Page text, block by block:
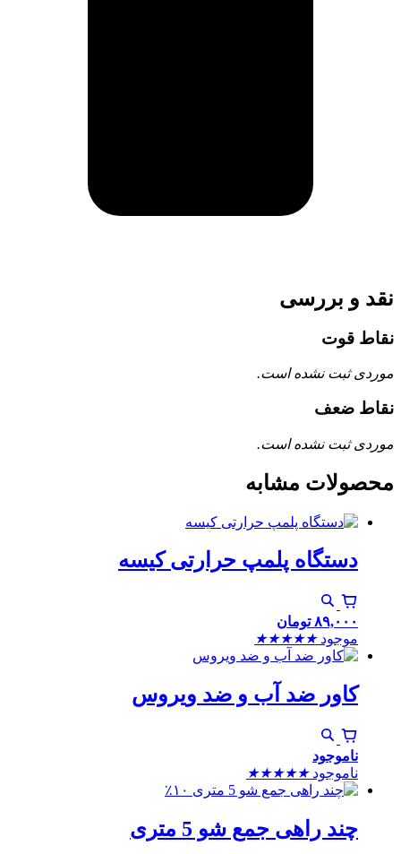
و بررسی
قوت
ثبت نشده است.
ضعف
ثبت نشده است.
مشابه
دستگاه پلمپ حرارتی کیسه
۸۹,۰۰۰ تومان
موجود ★
★
★
★
★
کاور ضد آب و ضد ویروس
ناموجود
ناموجود ★
★
★
★
★
٪۱۰
چند راهی جمع شو 5 متری